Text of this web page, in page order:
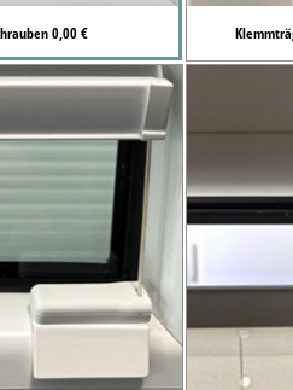
0,00 €